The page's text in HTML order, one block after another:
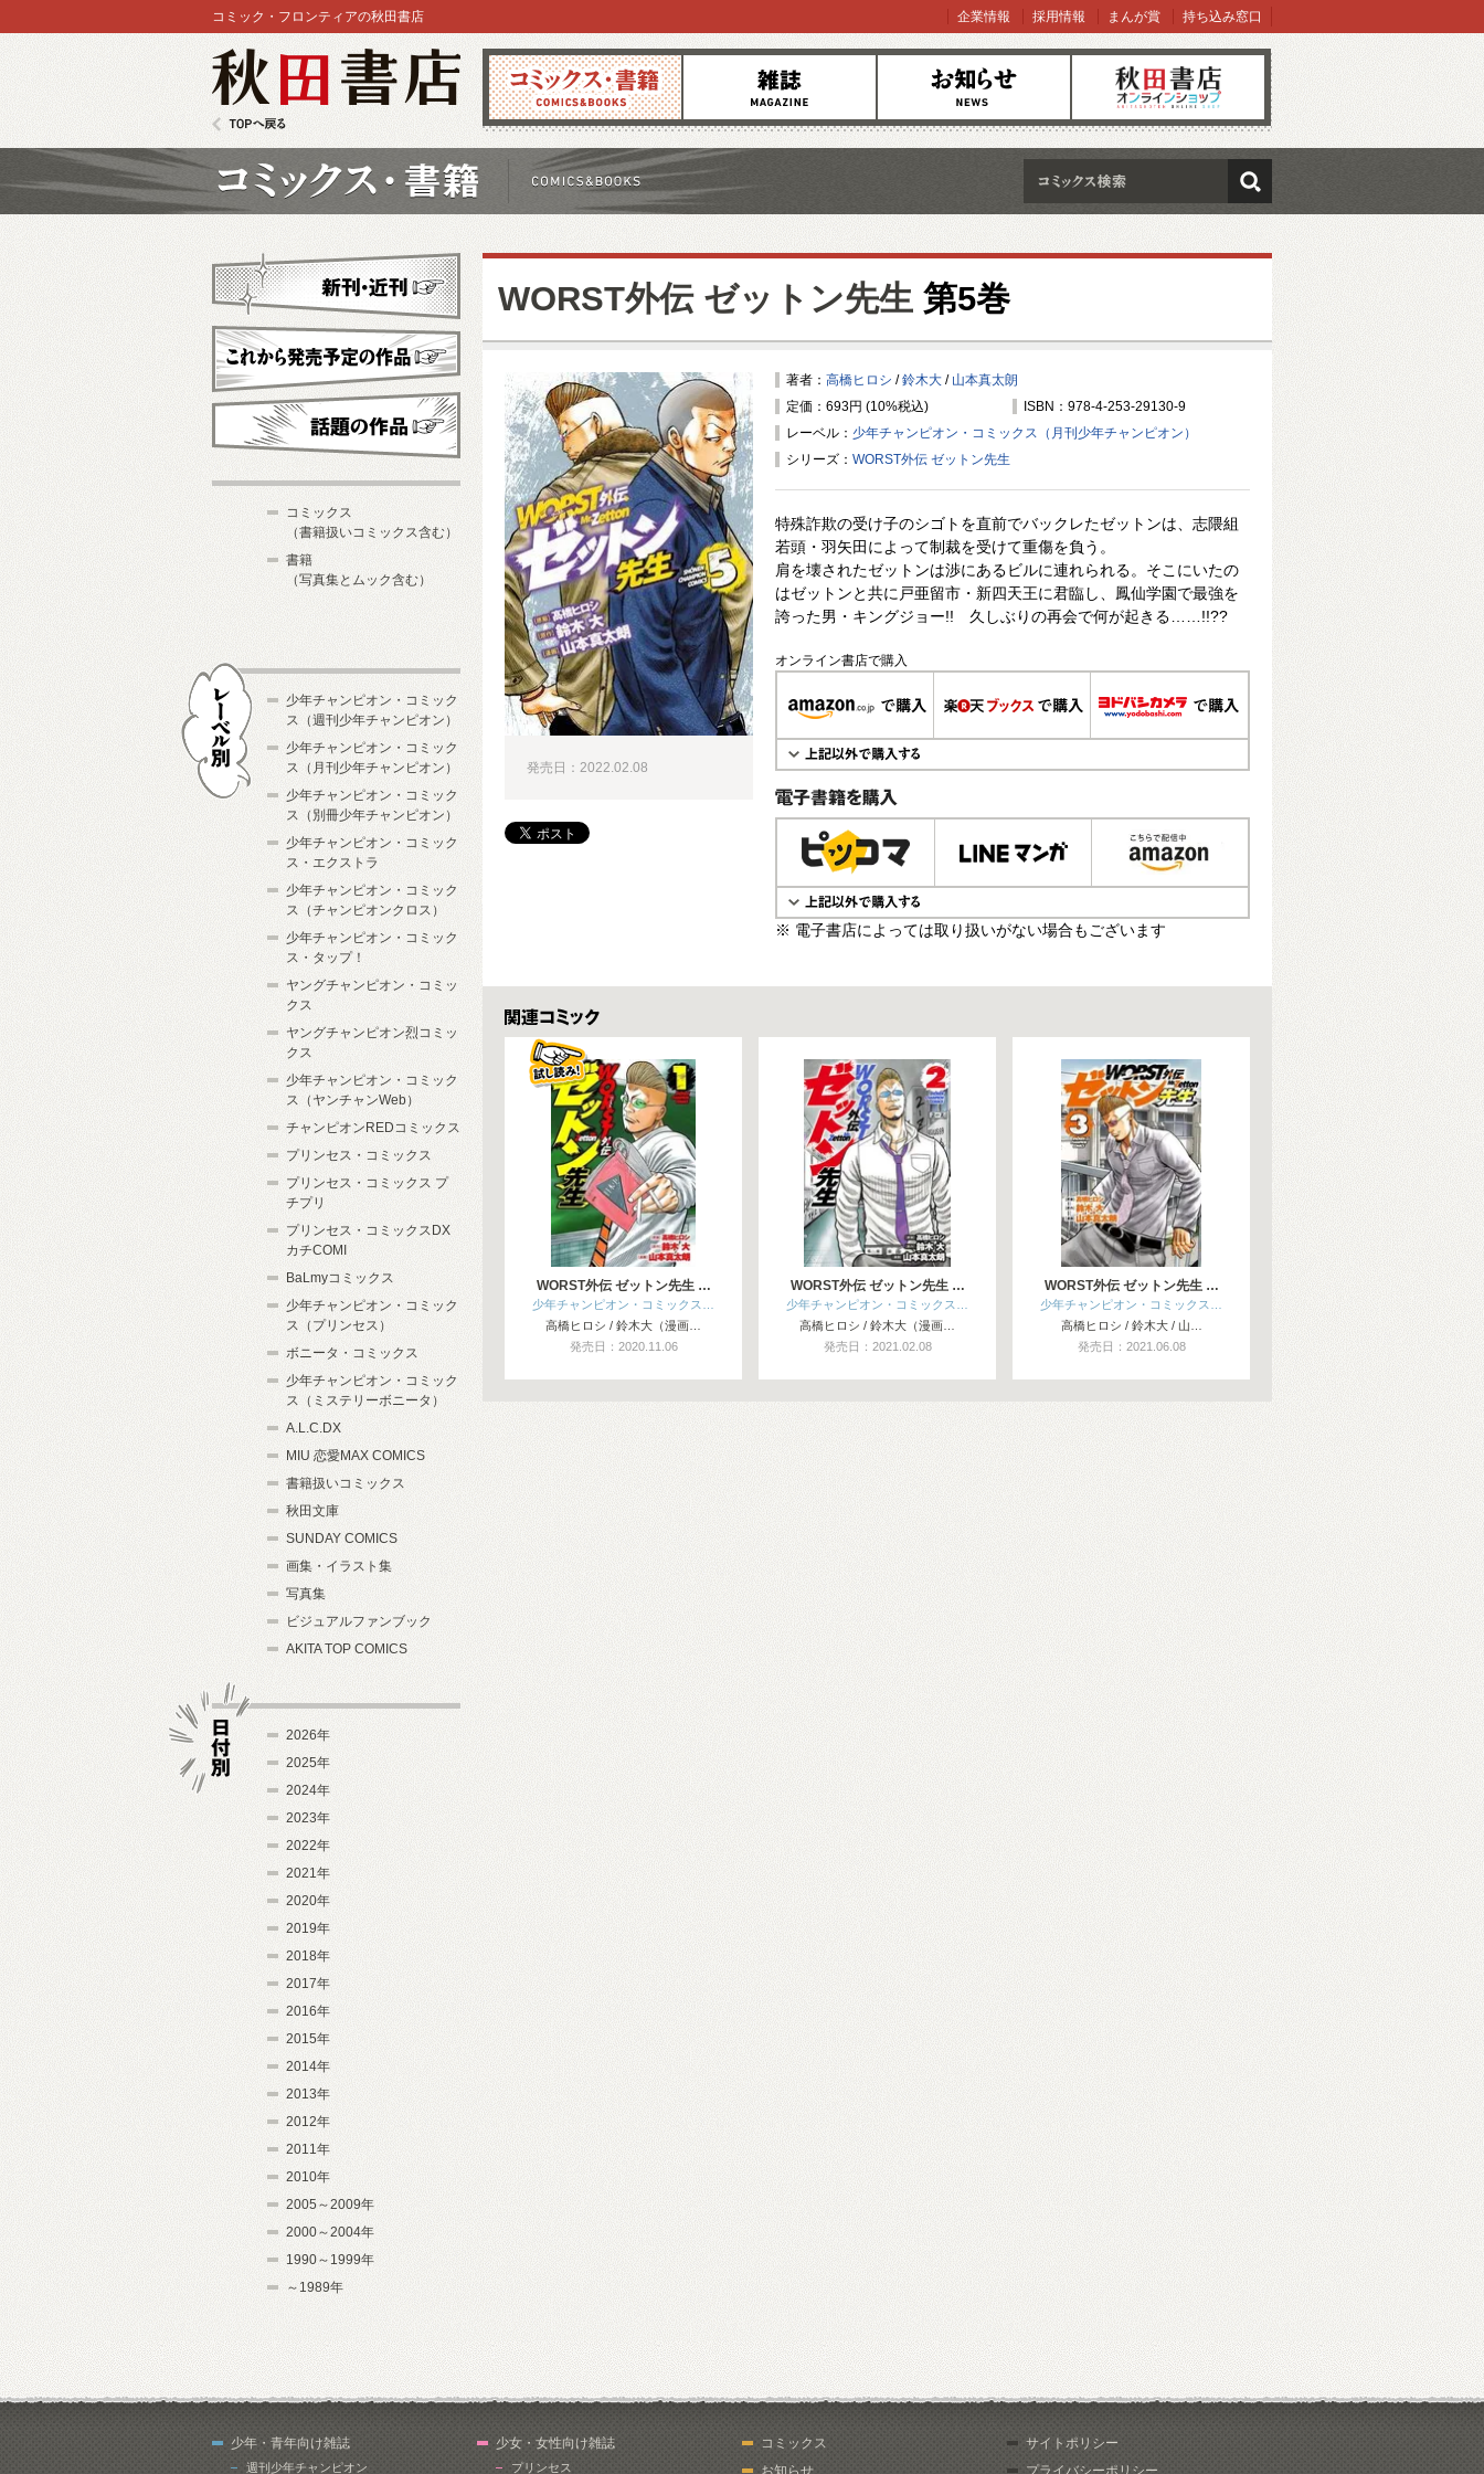
コミックス 雑誌 お知らせ オンラインショップ
コミック・フロンティアの秋田書店 企業情報 採用情報 まんが賞 持ち込み窓口
検索
WORST外伝 ゼットン先生 第5巻
著者： 高橋ヒロシ /鈴木大 / 山本真太朗
定価：693円 (10%税込)
ISBN：978-4-253-29130-9
レーベル： 少年チャンピオン・コミックス（月刊少年チャンピオン）
シリーズ： WORST外伝 ゼットン先生
特殊詐欺の受け子のシゴトを直前でバックレたゼットンは、志隈組
若頭・羽矢田によって制裁を受けて重傷を負う。
肩を壊されたゼットンは渉にあるビルに連れられる。そこにいたの
はゼットンと共に戸亜留市・新四天王に君臨し、鳳仙学園で最強を
誇った男・キングジョー!! 久しぶりの再会で何が起きる……!!??
オンライン書店で購入
電子書籍で購入
※ 電子書店によっては取り扱いがない場合もございます
発売日：2022.02.08
関連コミックス
WORST外伝 ゼットン先生 …
少年チャンピオン・コミックス…
高橋ヒロシ / 鈴木大（漫画…
発売日：2020.11.06
WORST外伝 ゼットン先生 …
少年チャンピオン・コミックス…
高橋ヒロシ / 鈴木大（漫画…
発売日：2021.02.08
WORST外伝 ゼットン先生 …
少年チャンピオン・コミックス…
高橋ヒロシ / 鈴木大 / 山…
発売日：2021.06.08
新刊・近刊
これから発売予定
コミックス
（書籍扱いコミックス含む）
書籍
（写真集とムック含む）
少年チャンピオン・コミック
ス（週刊少年チャンピオン）
少年チャンピオン・コミック
ス（月刊少年チャンピオン）
少年チャンピオン・コミック
ス（別冊少年チャンピオン）
少年チャンピオン・コミック
ス・エクストラ
少年チャンピオン・コミック
ス（チャンピオンクロス）
少年チャンピオン・コミック
ス・タップ！
ヤングチャンピオン・コミッ
クス
ヤングチャンピオン烈コミッ
クス
少年チャンピオン・コミック
ス（ヤンチャンWeb）
チャンピオンREDコミックス
プリンセス・コミックス
プリンセス・コミックス プ
チプリ
プリンセス・コミックスDX
カチCOMI
BaLmyコミックス
少年チャンピオン・コミック
ス（プリンセス）
ボニータ・コミックス
少年チャンピオン・コミック
ス（ミステリーボニータ）
A.L.C.DX
MIU 恋愛MAX COMICS
書籍扱いコミックス
秋田文庫
SUNDAY COMICS
画集・イラスト集
写真集
ビジュアルファンブック
AKITA TOP COMICS
2026年
2025年
2024年
2023年
2022年
2021年
2020年
2019年
2018年
2017年
2016年
2015年
2014年
2013年
2012年
2011年
2010年
2005～2009年
2000～2004年
1990～1999年
～1989年
少年・青年向け雑誌
週刊少年チャンピオン
少女・女性向け雑誌
プリンセス
コミックス
お知らせ
サイトポリシー
プライバシーポリシー